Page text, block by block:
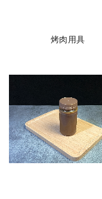
烤肉用具